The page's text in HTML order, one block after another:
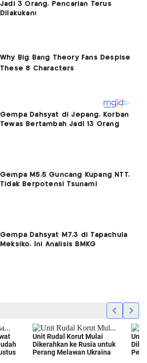
Jadi 3 Orang, Pencarian Terus
Dilakukan!
Gempa Dahsyat di Jepang, Korban
Tewas Bertambah Jadi 13 Orang
Gempa M5,5 Guncang Kupang NTT,
Tidak Berpotensi Tsunami
Gempa Dahsyat M7,3 di Tapachula
Meksiko, Ini Analisis BMKG